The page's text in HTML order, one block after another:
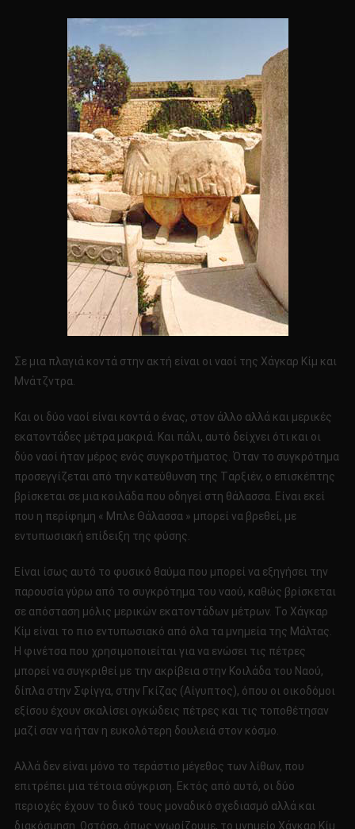
Σε μια πλαγιά κοντά στην ακτή είναι οι ναοί της Χάγκαρ Κίμ και
Μνάτζντρα.
Και οι δύο ναοί είναι κοντά ο ένας, στον άλλο αλλά και μερικές
εκατοντάδες μέτρα μακριά. Και πάλι, αυτό δείχνει ότι και οι
δύο ναοί ήταν μέρος ενός συγκροτήματος. Όταν το συγκρότημα
προσεγγίζεται από την κατεύθυνση της Tαρξιέν, ο επισκέπτης
βρίσκεται σε μια κοιλάδα που οδηγεί στη θάλασσα. Είναι εκεί
που η περίφημη « Μπλε Θάλασσα » μπορεί να βρεθεί, με
εντυπωσιακή επίδειξη της φύσης.
Είναι ίσως αυτό το φυσικό θαύμα που μπορεί να εξηγήσει την
παρουσία γύρω από το συγκρότημα του ναού, καθώς βρίσκεται
σε απόσταση μόλις μερικών εκατοντάδων μέτρων. Το Χάγκαρ
Κίμ είναι το πιο εντυπωσιακό από όλα τα μνημεία της Μάλτας.
Η φινέτσα που χρησιμοποιείται για να ενώσει τις πέτρες
μπορεί να συγκριθεί με την ακρίβεια στην Κοιλάδα του Ναού,
δίπλα στην Σφίγγα, στην Γκίζας (Αίγυπτος), όπου οι οικοδόμοι
εξίσου έχουν σκαλίσει ογκώδεις πέτρες και τις τοποθέτησαν
μαζί σαν να ήταν η ευκολότερη δουλειά στον κόσμο.
Αλλά δεν είναι μόνο το τεράστιο μέγεθος των λίθων, που
επιτρέπει μια τέτοια σύγκριση. Εκτός από αυτό, οι δύο
περιοχές έχουν το δικό τους μοναδικό σχεδιασμό αλλά και
διακόσμηση. Ωστόσο, όπως γνωρίζουμε, το μνημείο Χάγκαρ Κίμ